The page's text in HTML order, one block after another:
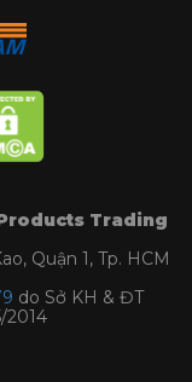
Trading
Quận 1, Tp. HCM
do Sở KH & ĐT
2014